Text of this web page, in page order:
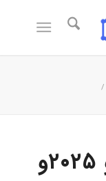
/
40-اباکوس : پاورفلو ۲۰۲۵و